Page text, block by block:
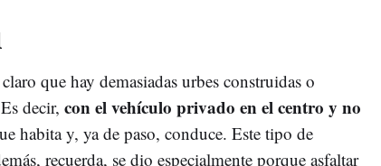
que hay demasiadas urbes construidas o
decir, con el vehículo privado en el centro y no
habita y, ya de paso, conduce. Este tipo de
recuerda, se dio especialmente porque asfaltar